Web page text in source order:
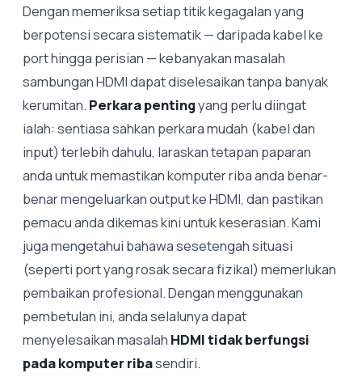
Dengan memeriksa setiap titik kegagalan yang
berpotensi secara sistematik — daripada kabel ke
port hingga perisian — kebanyakan masalah
sambungan HDMI dapat diselesaikan tanpa banyak
kerumitan. Perkara pentingyang perlu diingat
ialah: sentiasa sahkan perkara mudah (kabel dan
input) terlebih dahulu, laraskan tetapan paparan
anda untuk memastikan komputer riba anda benar-
benar mengeluarkan output ke HDMI, dan pastikan
pemacu anda dikemas kini untuk keserasian. Kami
juga mengetahui bahawa sesetengah situasi
(seperti port yang rosak secara fizikal) memerlukan
pembaikan profesional. Dengan menggunakan
pembetulan ini, anda selalunya dapat
menyelesaikan masalah HDMI tidak berfungsi
pada komputer ribasendiri.